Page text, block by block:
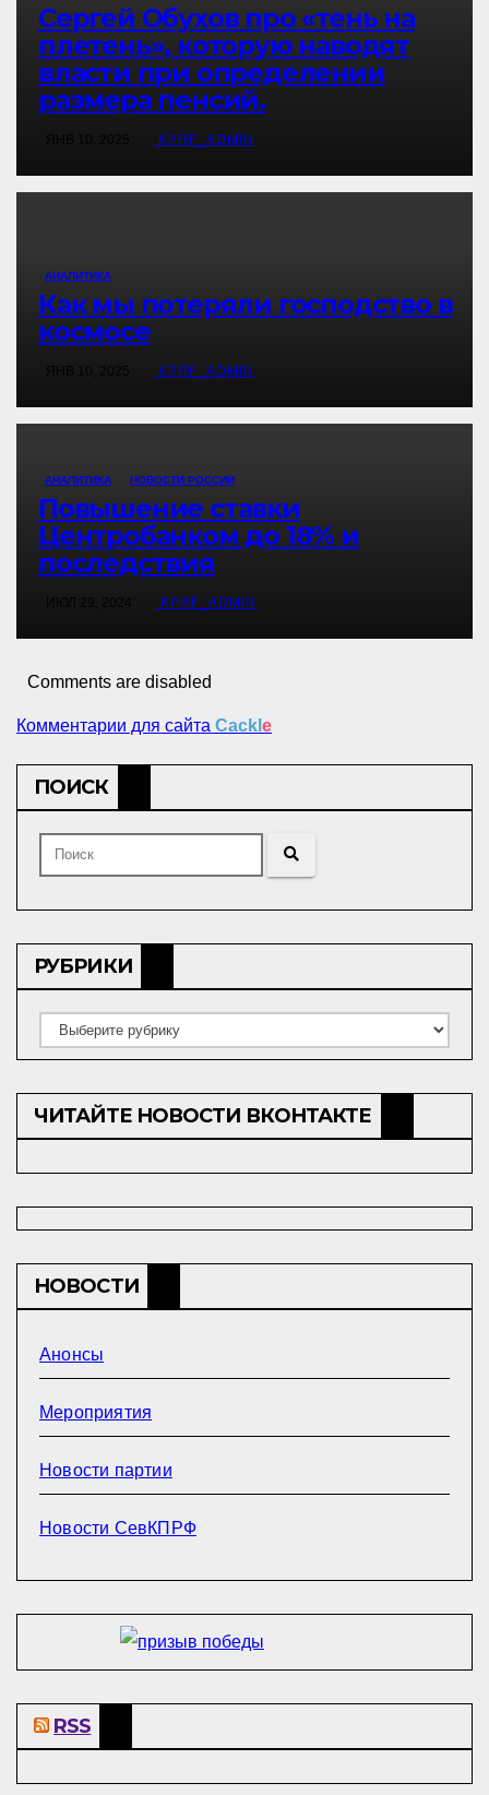
Сергей Обухов про «тень на
плетень», которую наводят
власти при определении
размера пенсий.
KPRF_ADMIN
АНАЛИТИКА
Как мы потеряли господство в
космосе
KPRF_ADMIN
АНАЛИТИКА НОВОСТИ РОССИИ
Повышение ставки
Центробанком до 18% и
последствия
KPRF_ADMIN
Comments are disabled
Комментарии для сайта Cackl e
ПОИСК
РУБРИКИ
Рубрики
ЧИТАЙТЕ НОВОСТИ ВКОНТАКТЕ
НОВОСТИ
Анонсы
Мероприятия
Новости партии
Новости СевКПРФ
RSS